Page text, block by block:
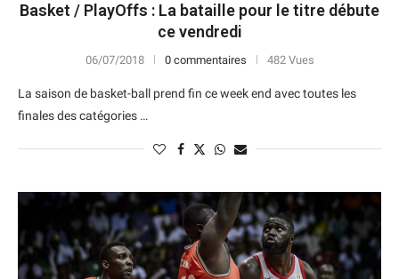
Basket / PlayOffs : La bataille pour le titre débute
ce vendredi
06/07/2018 0 commentaires 482 Vues
La saison de basket-ball prend fin ce week end avec toutes les
finales des catégories …